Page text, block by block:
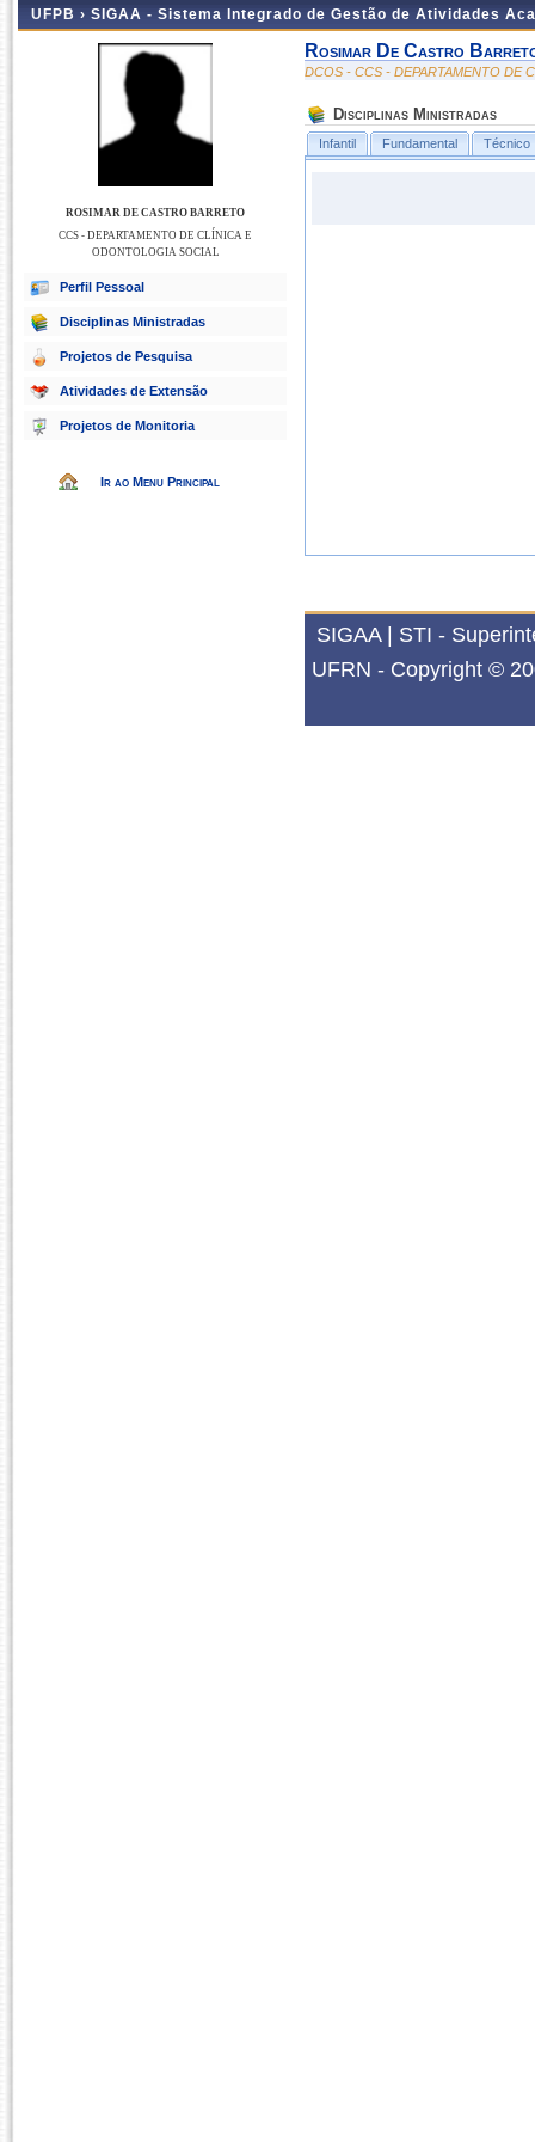
UFPB › SIGAA - Sistema Integrado de Gestão de Atividades
ROSIMAR DE CASTRO BARRETO
CCS - DEPARTAMENTO DE CLÍNICA E
ODONTOLOGIA SOCIAL
Perfil Pessoal
Disciplinas Ministradas
Projetos de Pesquisa
Atividades de Extensão
Projetos de Monitoria
Ir ao Menu Principal
Rosimar De Castro
DCOS - CCS - DEPARTAMENTO DE
Disciplinas Ministradas
Infantil Fundamental Técnico
SIGAA | STI -
UFRN - Copyright ©